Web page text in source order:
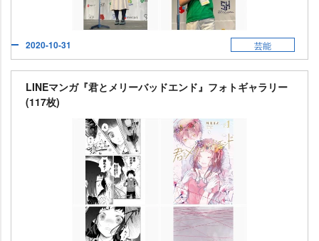
2020-10-31 芸能
LINEマンガ『君とメリーバッドエンド』フォトギャラリー
(117枚)